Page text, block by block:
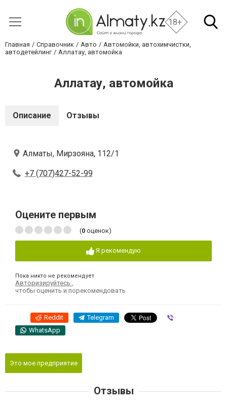
18+
Главная Справочник Авто
Автомойки, автохимчистки,
автодетейлинг
Аллатау, автомойка
Аллатау, автомойка
Описание Отзывы
Алматы, Мирзояна, 112/1
+7 (707)427-52-99
Оцените первым
(0 оценок)
Я рекомендую
Пока никто не рекомендует
Авторизируйтесь
чтобы оценить и порекомендовать
Reddit Telegram
WhatsApp
Это мое предприятие
Отзывы